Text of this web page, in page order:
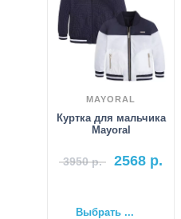
MAYORAL
Куртка для мальчика
Mayoral
3950р. 2568 р.
Выбрать ...